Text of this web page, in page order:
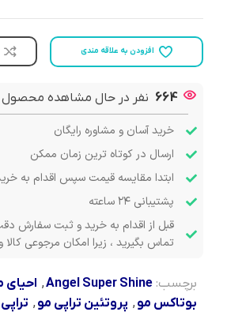
افزودن به علاقه مندی
664 نفر در حال مشاهده
خرید آسان و مشاوره رایگان
ارسال در کوتاه ترین زمان ممکن
ابتدا مقایسه قیمت سپس اقدام به
پشتیبانی ۲۴ ساعته
قبل از اقدام به خرید و ثبت سفارش
تماس بگیرید ، زیرا امکان مرجوعی کالا
برچسب: Angel Super Shine
, احیای
بوتاکس مو, پروتئین تراپی مو,